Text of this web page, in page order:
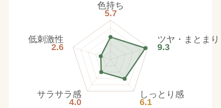
色持ち
5.7
ツヤ・まとまり
9.3
しっとり感
6.1
サラサラ感
4.0
低刺激性
2.6